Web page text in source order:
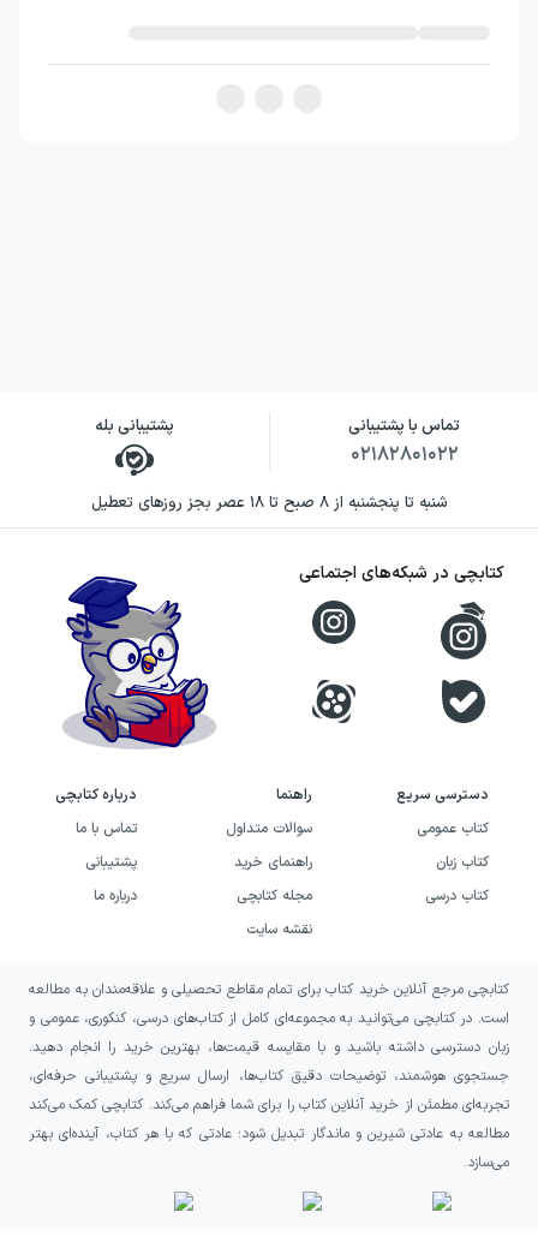
تماس با پشتیبانی
۰۲۱۸۲۸۰۱۰۲۲
پشتیبانی بله
شنبه تا پنجشنبه از ۸ صبح تا ۱۸ عصر بجز روزهای تعطیل
دسترسی سریع
کتاب عمومی
کتاب زبان
کتاب درسی
راهنما
سوالات متداول
راهنمای خرید
مجله کتابچی
نقشه سایت
درباره کتابچی
تماس با ما
پشتیبانی
درباره ما
کتابچی در شبکه‌های اجتماعی
کتابچی مرجع آنلاین خرید کتاب برای تمام مقاطع تحصیلی و علاقه‌مندان به مطالعه
است. در کتابچی می‌توانید به مجموعه‌ای کامل از کتاب‌های درسی، کنکوری، عمومی و
زبان دسترسی داشته باشید و با مقایسه قیمت‌ها، بهترین خرید را انجام دهید.
جستجوی هوشمند، توضیحات دقیق کتاب‌ها، ارسال سریع و پشتیبانی حرفه‌ای،
تجربه‌ای مطمئن از خرید آنلاین کتاب را برای شما فراهم می‌کند. کتابچی کمک می‌کند
مطالعه به عادتی شیرین و ماندگار تبدیل شود؛ عادتی که با هر کتاب، آینده‌ای بهتر
می‌سازد.